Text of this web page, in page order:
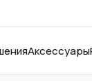
Аксессуары